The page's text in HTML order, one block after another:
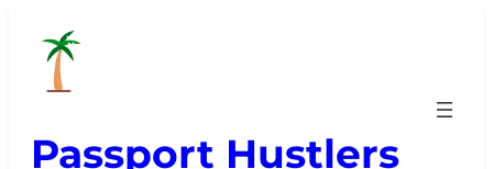
content
Passport Hustlers